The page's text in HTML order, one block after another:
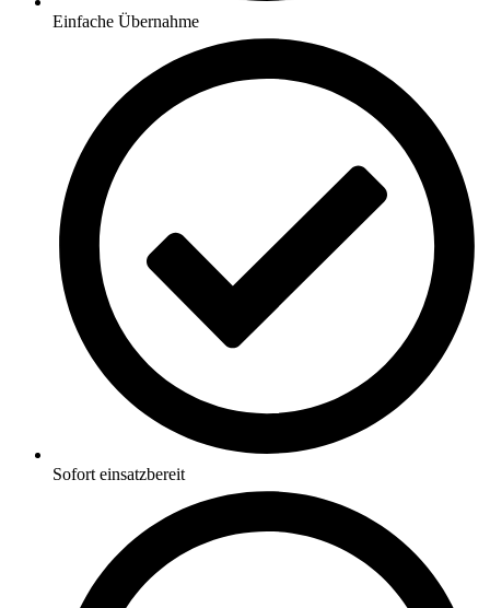
Einfache Übernahme
Sofort einsatzbereit